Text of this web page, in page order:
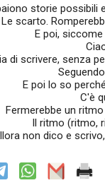
storie possibili
Le scarto.
E poi,
di scrivere, senza
E poi lo so
C'è
Fermerebbe un
Il ritmo (ritmo,
non dico e